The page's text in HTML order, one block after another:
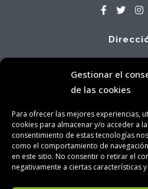
Gestionar el
de las cookies
Para ofrecer las mejores experiencias,
cookies para almacenar y/o acceder a
consentimiento de estas tecnologías
como el comportamiento de
en este sitio. No consentir o retirar el
negativamente a ciertas características
Aviso Legal|Política de